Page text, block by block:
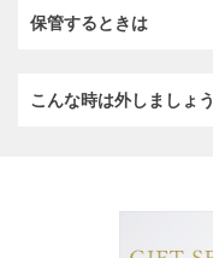
保管するときは
こんな時は外しましょう